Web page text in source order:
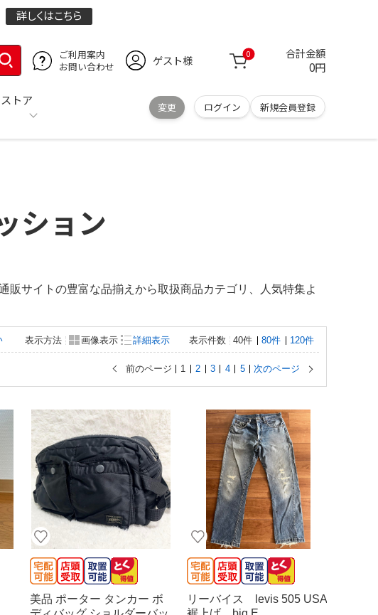
詳しくはこちら
ご利用案内
お問い合わせ
ゲスト様 0 合計金額
0円
トア
変更 ログイン 新規会員登録
ション
販サイトの豊富な品揃えから取扱商品カテゴリ、人気特集よ
表示方法 画像表示 詳細表示 表示件数 40件 80件 120件
前のページ 1 2 3 4 5 次のページ
美品 ポーター タンカー ボ
リーバイス levis 505 USA